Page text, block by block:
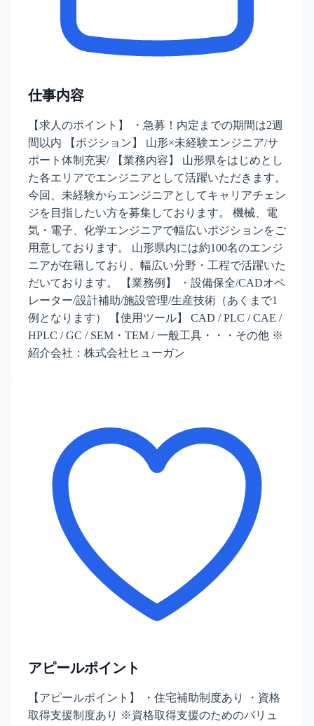
仕事内容
【求人のポイント】 ・急募！内定までの期間は2週
間以内 【ポジション】 山形×未経験エンジニア/サ
ポート体制充実/ 【業務内容】 山形県をはじめとし
た各エリアでエンジニアとして活躍いただきます。
今回、未経験からエンジニアとしてキャリアチェン
ジを目指したい方を募集しております。 機械、電
気・電子、化学エンジニアで幅広いポジションをご
用意しております。 山形県内には約100名のエンジ
ニアが在籍しており、幅広い分野・工程で活躍いた
だいております。 【業務例】 ・設備保全/CADオペ
レーター/設計補助/施設管理/生産技術（あくまで1
例となります） 【使用ツール】 CAD / PLC / CAE /
HPLC / GC / SEM・TEM / 一般工具・・・その他 ※
紹介会社：株式会社ヒューガン
アピールポイント
【アピールポイント】 ・住宅補助制度あり ・資格
取得支援制度あり ※資格取得支援のためのバリュ